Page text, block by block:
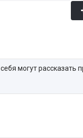
могут рассказать